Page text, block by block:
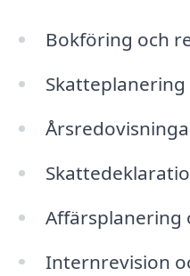
Bokföring och
Affärsplanering
Internrevision